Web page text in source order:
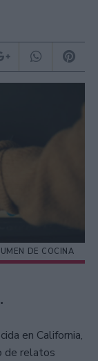
DE COCINA
en California,
de relatos